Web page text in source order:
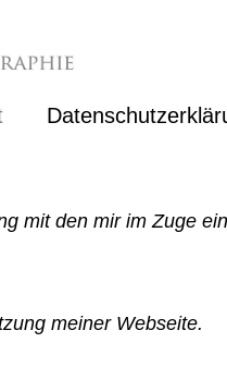
mit den mir im Zuge
meiner Webseite.